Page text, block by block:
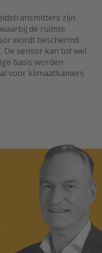
zijn
de ruimte
wordt beschermd
sensor kan tot wel
basis worden
voor klimaatkamers